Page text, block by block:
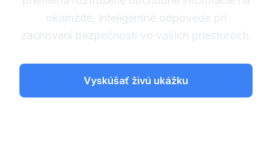
okamžité, inteligentné odpovede pri
zachovaní bezpečnosti vo vašich priestoroch.
Vyskúšať živú ukážku